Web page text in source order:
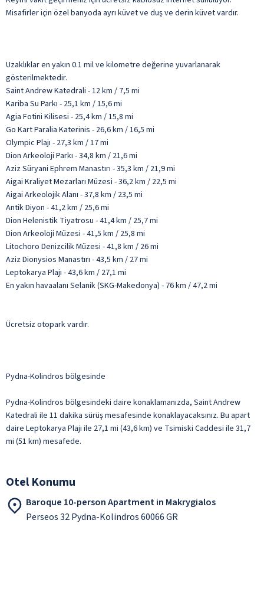
Misafirler için özel banyoda ayrı küvet ve duş ve derin küvet vardır.
Uzaklıklar en yakın 0.1 mil ve kilometre değerine yuvarlanarak
gösterilmektedir.
Saint Andrew Katedrali - 12 km / 7,5 mi
Kariba Su Parkı - 25,1 km / 15,6 mi
Agia Fotini Kilisesi - 25,4 km / 15,8 mi
Go Kart Paralia Katerinis - 26,6 km / 16,5 mi
Olympic Plajı - 27,3 km / 17 mi
Dion Arkeoloji Parkı - 34,8 km / 21,6 mi
Aziz Süryani Ephrem Manastırı - 35,3 km / 21,9 mi
Aigai Kraliyet Mezarları Müzesi - 36,2 km / 22,5 mi
Aigai Arkeolojik Alanı - 37,8 km / 23,5 mi
Antik Diyon - 41,2 km / 25,6 mi
Dion Helenistik Tiyatrosu - 41,4 km / 25,7 mi
Dion Arkeoloji Müzesi - 41,5 km / 25,8 mi
Litochoro Denizcilik Müzesi - 41,8 km / 26 mi
Aziz Dionysios Manastırı - 43,5 km / 27 mi
Leptokarya Plajı - 43,6 km / 27,1 mi
En yakın havaalanı Selanik (SKG-Makedonya) - 76 km / 47,2 mi
Ücretsiz otopark vardır.
Pydna-Kolindros bölgesinde
Pydna-Kolindros bölgesindeki daire konaklamanızda, Saint Andrew
Katedrali ile 11 dakika sürüş mesafesinde konaklayacaksınız. Bu apart
daire Leptokarya Plajı ile 27,1 mi (43,6 km) ve Tsimiski Caddesi ile 31,7
mi (51 km) mesafede.
Otel Konumu
Baroque 10-person Apartment in Makrygialos
Perseos 32 Pydna-Kolindros 60066 GR